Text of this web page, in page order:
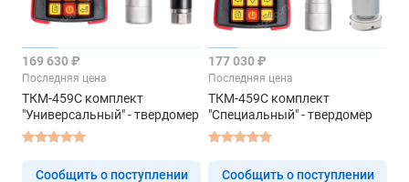
169 630 ₽
Последняя цена
ТКМ-459C комплект
"Универсальный" - твердомер
Сообщить о поступлении
177 030 ₽
Последняя цена
ТКМ-459C комплект
"Специальный" - твердомер
Сообщить о поступлении